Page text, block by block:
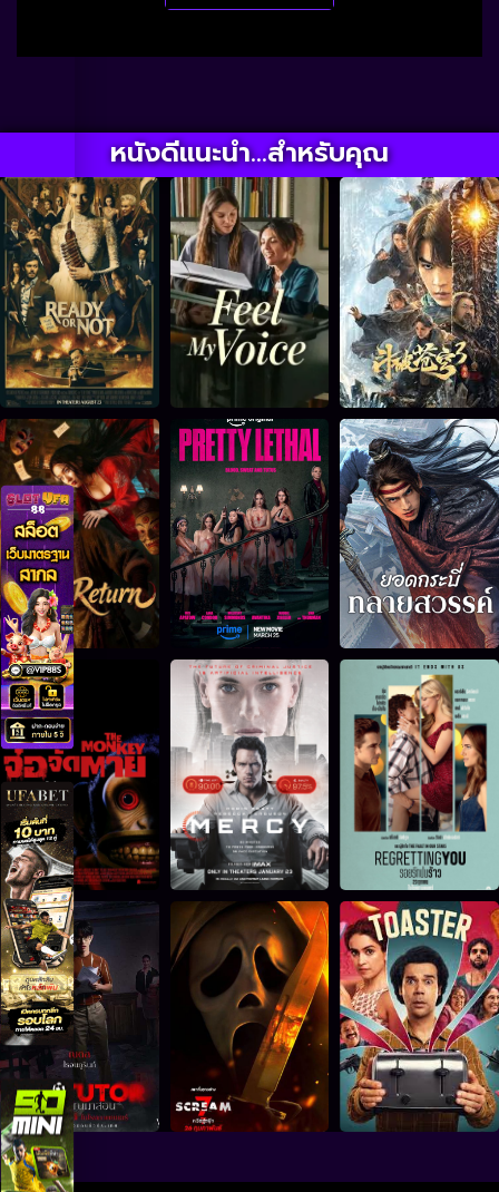
หนังดีแนะนำ...สำหรับคุณ